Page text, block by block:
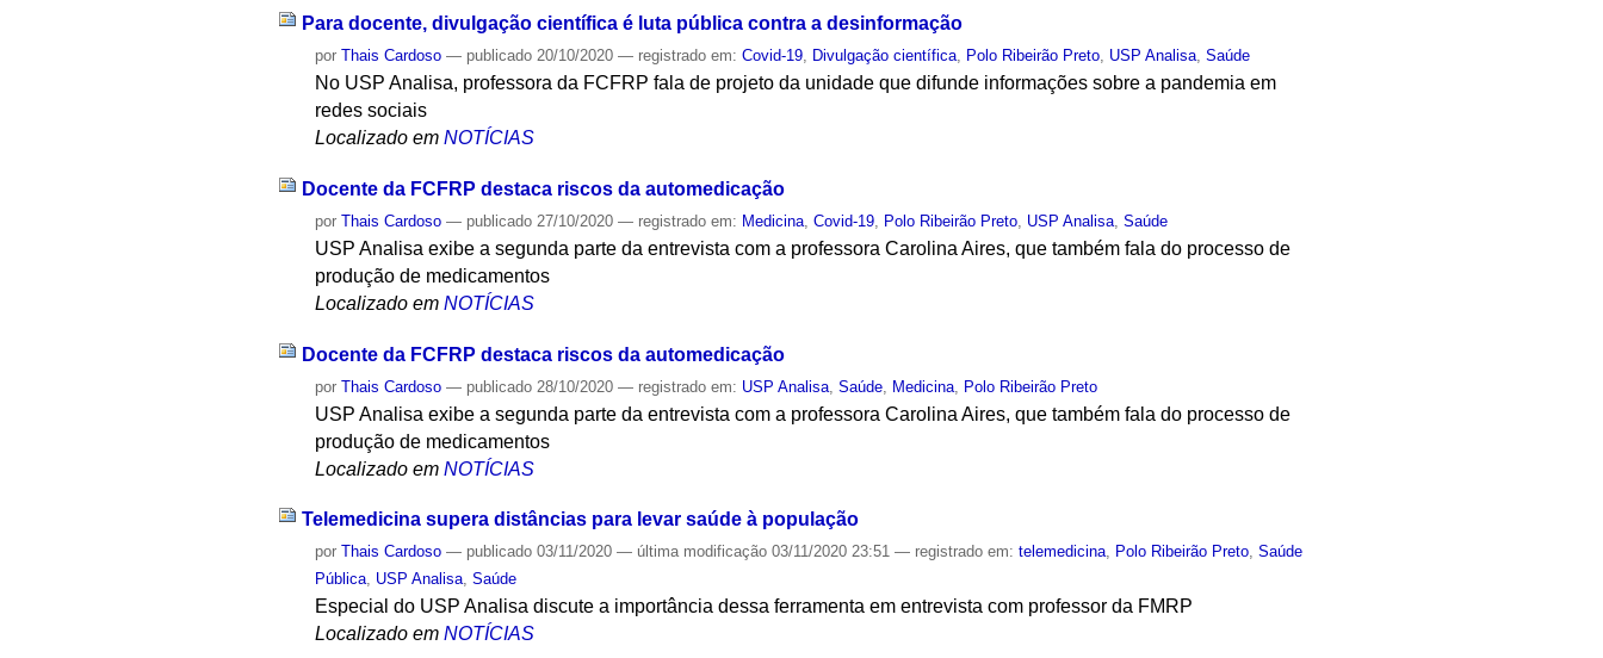
Para docente, divulgação científica é luta pública contra a desinformação
porThais Cardoso — publicado 20/10/2020— registrado em:Covid-19, Divulgação científica, Polo Ribeirão Preto, USP Analisa,Saúde
No USP Analisa, professora da FCFRP fala de projeto da unidade que difunde informações sobre a pandemia em
redes sociais
Localizado em NOTÍCIAS
Docente da FCFRP destaca riscos da automedicação
porThais Cardoso — publicado 27/10/2020— registrado em: Medicina ,Covid-19 Polo Ribeirão Preto USP Analisa ,Saúde
USP Analisa exibe a segunda parte da entrevista com a professora Carolina Aires, que também fala do processo de
produção de medicamentos
Localizado em NOTÍCIAS
Docente da FCFRP destaca riscos da automedicação
porThais Cardoso — publicado 28/10/2020— registrado em: USP Analisa ,Saúde Medicina Polo Ribeirão Preto
USP Analisa exibe a segunda parte da entrevista com a professora Carolina Aires, que também fala do processo de
produção de medicamentos
Localizado em NOTÍCIAS
Telemedicina supera distâncias para levar saúde à população
porThais Cardoso — publicado 03/11/2020— última modificação 03/11/2020 23:51— registrado em:telemedicina, Polo Ribeirão Preto,Saúde
Pública, USP Analisa,Saúde
Especial do USP Analisa discute a importância dessa ferramenta em entrevista com professor da FMRP
Localizado em NOTÍCIAS